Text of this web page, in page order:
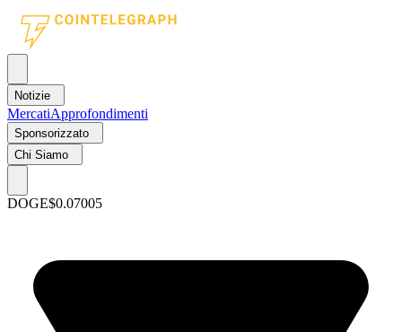
Notizie
MercatiApprofondimenti
Sponsorizzato
Chi Siamo
DOGE$0.07005